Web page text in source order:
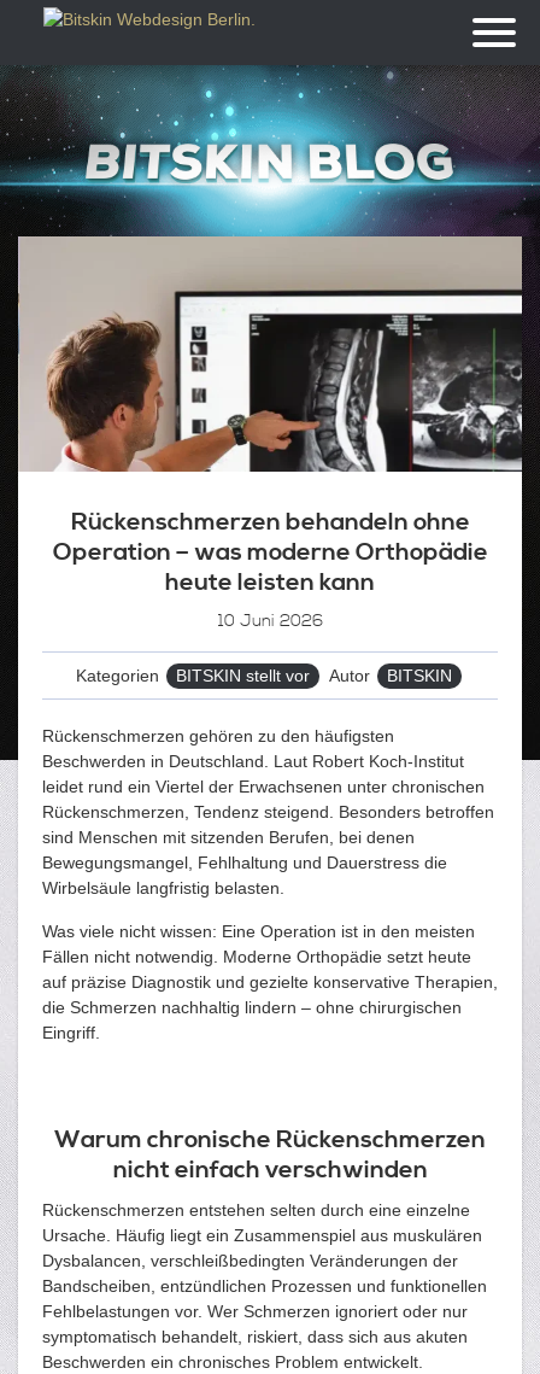
Rückenschmerzen behandeln ohne
Operation – was moderne Orthopädie
heute leisten kann
10 Juni 2026
Kategorien BITSKIN stellt vor Autor BITSKIN
Rückenschmerzen gehören zu den häufigsten
Beschwerden in Deutschland. Laut Robert Koch-Institut
leidet rund ein Viertel der Erwachsenen unter chronischen
Rückenschmerzen, Tendenz steigend. Besonders betroffen
sind Menschen mit sitzenden Berufen, bei denen
Bewegungsmangel, Fehlhaltung und Dauerstress die
Wirbelsäule langfristig belasten.
Was viele nicht wissen: Eine Operation ist in den meisten
Fällen nicht notwendig. Moderne Orthopädie setzt heute
auf präzise Diagnostik und gezielte konservative Therapien,
die Schmerzen nachhaltig lindern – ohne chirurgischen
Eingriff.
Warum chronische Rückenschmerzen
nicht einfach verschwinden
Rückenschmerzen entstehen selten durch eine einzelne
Ursache. Häufig liegt ein Zusammenspiel aus muskulären
Dysbalancen, verschleißbedingten Veränderungen der
Bandscheiben, entzündlichen Prozessen und funktionellen
Fehlbelastungen vor. Wer Schmerzen ignoriert oder nur
symptomatisch behandelt, riskiert, dass sich aus akuten
Beschwerden ein chronisches Problem entwickelt.